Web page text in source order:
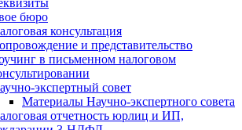
бюро
консультация
и представительство
в письменном налоговом
экспертный совет
Материалы Научно-экспертного совета
отчетность юрлиц и ИП,